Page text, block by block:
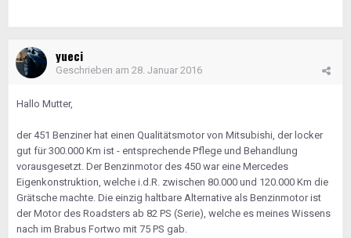
yueci
Geschrieben am 28. Januar 2016
Hallo Mutter,
der 451 Benziner hat einen Qualitätsmotor von Mitsubishi, der locker
gut für 300.000 Km ist - entsprechende Pflege und Behandlung
vorausgesetzt. Der Benzinmotor des 450 war eine Mercedes
Eigenkonstruktion, welche i.d.R. zwischen 80.000 und 120.000 Km die
Grätsche machte. Die einzig haltbare Alternative als Benzinmotor ist
der Motor des Roadsters ab 82 PS (Serie), welche es meines Wissens
nach im Brabus Fortwo mit 75 PS gab.